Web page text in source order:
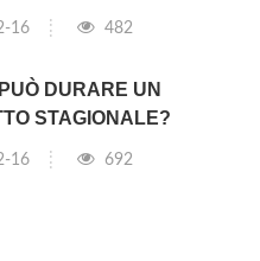
16 482
DURARE UN
STAGIONALE?
16 692